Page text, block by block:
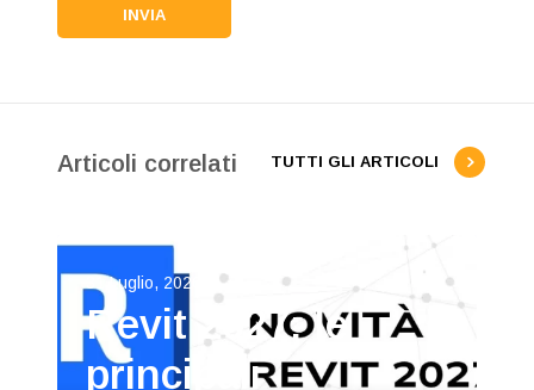
Articoli correlati TUTTI GLI ARTICOLI
31 Luglio, 2026
Revit 2027: le
principali